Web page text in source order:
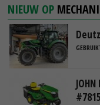
NIEUW OP